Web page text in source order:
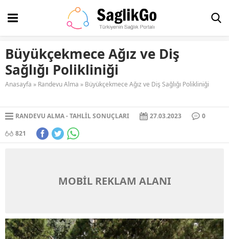
Büyükçekmece Ağız ve Diş
Sağlığı Polikliniği
Anasayfa » Randevu Alma » Büyükçekmece Ağız ve Diş Sağlığı Polikliniği
RANDEVU ALMA TAHLIL SONUÇLARI 27.03.2023
0
821
MOBİL REKLAM ALANI